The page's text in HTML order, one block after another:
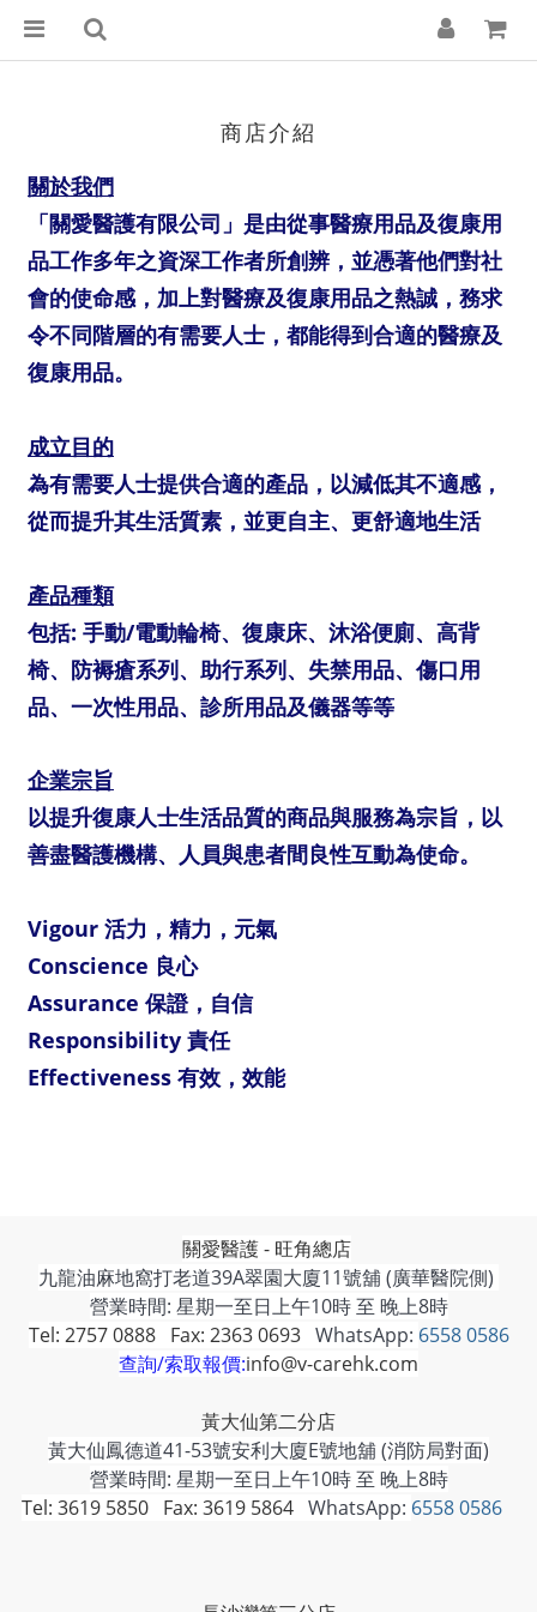
商店介紹
關於我們
「關愛醫護有限公司」是由從事醫療用品及復康用
品工作多年之資深工作者所創辨，並憑著他們對社
會的使命感，加上對醫療及復康用品之熱誠，務求
令不同階層的有需要人士，都能得到合適的醫療及
復康用品。
成立目的
為有需要人士提供合適的產品，以減低其不適感，
從而提升其生活質素，並更自主、更舒適地生活
產品種類
包括: 手動/電動輪椅、復康床、沐浴便廁、高背
椅、防褥瘡系列、助行系列、失禁用品、傷口用
品、一次性用品、診所用品及儀器等等
企業宗旨
以提升復康人士生活品質的商品與服務為宗旨，以
善盡醫護機構、人員與患者間良性互動為使命。
Vigour 活力，精力，元氣
Conscience 良心
Assurance 保證，自信
Responsibility 責任
Effectiveness 有效，效能
關愛醫護 - 旺角總店
九龍油麻地窩打老道39A翠園大廈11號舖 (廣華醫院側)
營業時間: 星期一至日上午10時 至 晚上8時
Tel: 2757 0888 Fax: 2363 0693WhatsApp: 6558 0586
查詢/索取報價:info@v-carehk.com
黃大仙第二分店
黃大仙鳳德道41-53號安利大廈E號地舖 (消防局對面)
營業時間: 星期一至日上午10時 至 晚上8時
Tel: 3619 5850 Fax: 3619 5864WhatsApp: 6558 0586